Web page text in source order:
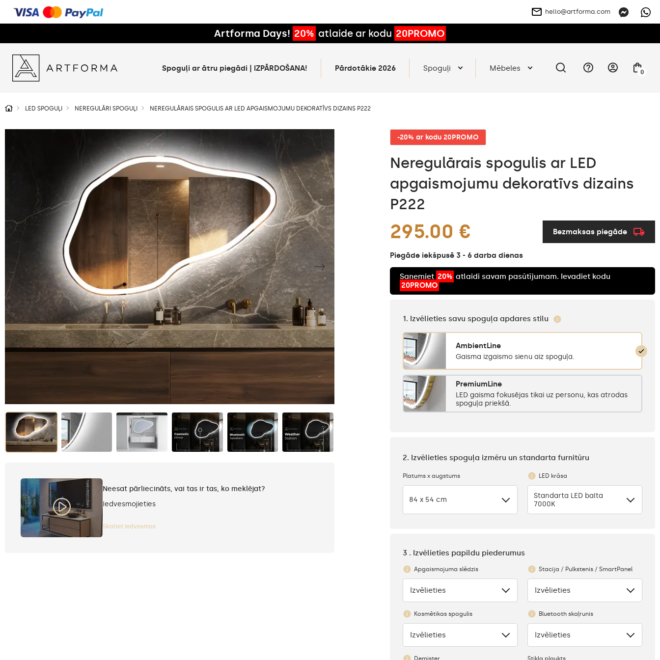
hello@artforma.com
Artforma Days! 20% atlaide ar kodu 20PROMO
Spoguļi ar ātru piegādi | IZPĀRDOŠANA! Pārdotākie 2026 Spoguļi Mēbeles 0
LED SPOGUĻI NEREGULĀRI SPOGUĻI NEREGULĀRAIS SPOGULIS AR LED APGAISMOJUMU DEKORATĪVS DIZAINS P222
Neesat pārliecināts, vai tas ir tas, ko meklējat?
Iedvesmojieties
Skatiet iedvesmas
-20% ar kodu 20PROMO
Neregulārais spogulis ar LED
apgaismojumu dekoratīvs dizains
P222
295.00 € Bezmaksas piegāde
Piegāde iekšpusē 3 - 6 darba dienas
Saņemiet 20% atlaidi savam pasūtījumam. Ievadiet kodu
20PROMO
1. Izvēlieties savu spoguļa apdares stilu
AmbientLine
Gaisma izgaismo sienu aiz spoguļa.
PremiumLine
LED gaisma fokusējas tikai uz personu, kas atrodas
spoguļa priekšā.
2. Izvēlieties spoguļa izmēru un standarta furnitūru
Platums x augstums
84 x 54 cm
LED krāsa
Standarta LED balta
7000K
3 . Izvēlieties papildu piederumus
Apgaismojuma slēdzis
Nav
Izvēlieties
Stacija / Pulkstenis / SmartPanel
Nav
Izvēlieties
Kosmētikas spogulis
Nav
Izvēlieties
Bluetooth skaļrunis
Nav
Izvēlieties
Demister Stikla plaukts